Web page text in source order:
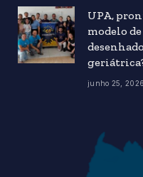
UPA,
modelo
junho 25, 2026